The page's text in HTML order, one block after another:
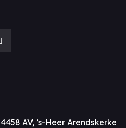
AV, ’s-Heer Arendskerke